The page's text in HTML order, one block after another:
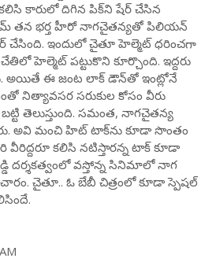
కారులో దిగిన పిక్‌ని షేర్ చేసిన
తన భర్త హీరో నాగచైతన్యతో పిలియన్‌
చేసింది. ఇందులో చైతూ హెల్మెట్ ధరించగా
హెల్మెట్ పట్టుకొని కూర్చొంది. ఇద్దరు
అయితే ఈ జంట లాక్ డౌన్‌తో ఇంట్లోనే
నిత్యావసర సరుకుల కోసం వీరు
తెలుస్తుంది. సమంత, నాగచైతన్య
అవి మంచి హిట్ టాక్‌ను కూడా సొంతం
కలిసి నటిస్తారన్న టాక్ కూడా
దర్శకత్వంలో వస్తోన్న సినిమాలో నాగ
చైతూ.. ఓ బేబీ చిత్రంలో కూడా స్పెషల్